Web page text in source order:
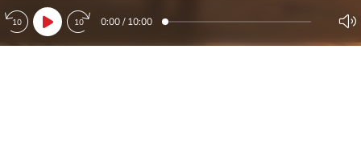
0:00 / 10:00